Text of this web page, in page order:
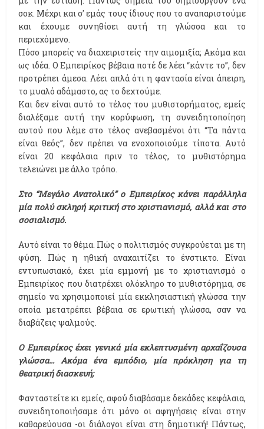
σοκ. Μέχρι και σ' εμάς τους ίδιους που το αναπαριστούμε
και έχουμε συνηθίσει αυτή τη γλώσσα και το
περιεχόμενο.
Πόσο μπορείς να διαχειριστείς την αιμομιξία; Ακόμα και
ως ιδέα. Ο Εμπειρίκος βέβαια ποτέ δε λέει “κάντε το”, δεν
προτρέπει άμεσα. Λέει απλά ότι η φαντασία είναι άπειρη,
το μυαλό αδάμαστο, ας το δεχτούμε.
Και δεν είναι αυτό το τέλος του μυθιστορήματος, εμείς
διαλέξαμε αυτή την κορύφωση, τη συνειδητοποίηση
αυτού που λέμε στο τέλος ανεβασμένοι ότι “Τα πάντα
είναι θεός”, δεν πρέπει να ενοχοποιούμε τίποτα. Αυτό
είναι 20 κεφάλαια πριν το τέλος, το μυθιστόρημα
τελειώνει με άλλο τρόπο.
Στο “Μεγάλο Ανατολικό” ο Εμπειρίκος κάνει παράλληλα
μία πολύ σκληρή κριτική στο χριστιανισμό, αλλά και στο
σοσιαλισμό.
Αυτό είναι το θέμα. Πώς ο πολιτισμός συγκρούεται με τη
φύση. Πώς η ηθική αναχαιτίζει το ένστικτο. Είναι
εντυπωσιακό, έχει μία εμμονή με το χριστιανισμό ο
Εμπειρίκος που διατρέχει ολόκληρο το μυθιστόρημα, σε
σημείο να χρησιμοποιεί μία εκκλησιαστική γλώσσα την
οποία μετατρέπει βέβαια σε ερωτική γλώσσα, σαν να
διαβάζεις ψαλμούς.
Ο Εμπειρίκος έχει γενικά μία εκλεπτυσμένη αρχαΐζουσα
γλώσσα... Ακόμα ένα εμπόδιο, μία πρόκληση για τη
θεατρική διασκευή;
Φανταστείτε κι εμείς, αφού διαβάσαμε δεκάδες κεφάλαια,
συνειδητοποιήσαμε ότι μόνο οι αφηγήσεις είναι στην
καθαρεύουσα -οι διάλογοι είναι στη δημοτική! Πάντως,